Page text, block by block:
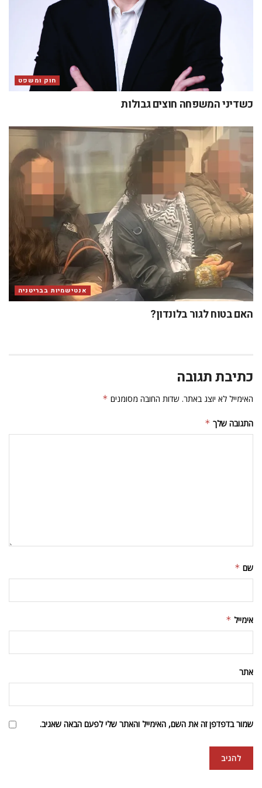
חוק ומשפט
כשדיני המשפחה חוצים גבולות
אנטישמיות בבריטניה
האם בטוח לגור בלונדון?
כתיבת תגובה
האימייל לא יוצג באתר. שדות החובה מסומנים *
התגובה שלך *
שם *
אימייל *
אתר
שמור בדפדפן זה את השם, האימייל והאתר שלי לפעם הבאה שאגיב.